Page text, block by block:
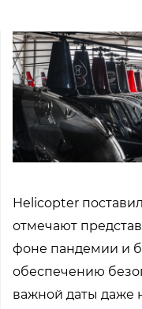
Helicopter
отмечают
фоне пандемии и
обеспечению
важной даты даже